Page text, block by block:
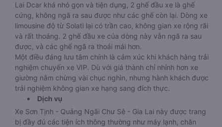
Lai Dcar khá nhỏ gọn và tiện dụng, 2 ghế đầu xe là ghế
cứng, không ngã ra sau được như các ghế còn lại. Dòng xe
limousine độ từ Solati lại có trần cao, không gian xe rộng rãi
và rất thoáng. 2 ghế đầu xe của dòng này vẫn ngã ra sau
được, và các ghế ngã ra thoải mái hơn.
Một điều đáng lưu tâm chính là cảm xúc khi khách hàng trải
nghiệm chuyến xe VIP. Dù với giá thành chỉ nhỉnh hơn xe
giường nằm chừng vài chục nghìn, nhưng hành khách được
trải nghiệm không gian xe hạng sang đích thực.
Dịch vụ
Xe Sơn Tịnh - Quảng Ngãi Chư Sê - Gia Lai này được trang
bị đầy đủ các tiện ích thông thường như máy lạnh, chăn